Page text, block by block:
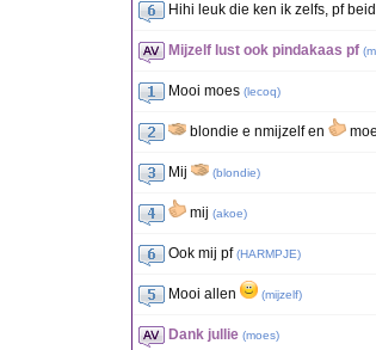
Hihi leuk die ken ik zelfs, pf
Mijzelf lust ook pindakaas pf (
Mooi moes (lecoq)
blondie e nmijzelf en
Mij (blondie)
mij (akoe)
Ook mij pf (HARMPJE)
Mooi allen (mijzelf)
Dank jullie (moes)